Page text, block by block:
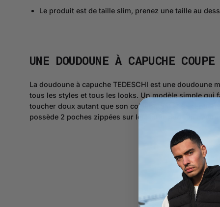
Le produit est de taille slim, prenez une taille au
UNE DOUDOUNE À CAPUCHE COUPE
La doudoune à capuche TEDESCHI est une
tous les styles et tous les looks. Un modèle simple qui
toucher doux autant que son col montant et sa
possède 2 poches zippées sur les côtés pour un